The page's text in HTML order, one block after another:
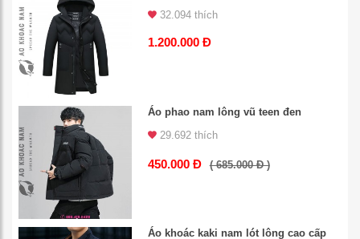
32.094 thích
1.200.000 Đ
Áo phao nam lông vũ teen đen
29.692 thích
450.000 Đ ( 685.000 Đ )
Áo khoác kaki nam lót lông cao cấp